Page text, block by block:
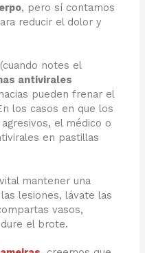
, pero sí contamos
reducir el dolor y
notes el
antivirales
pueden frenar el
los casos en que los
el médico o
en pastillas
mantener una
lesiones, lávate las
vasos,
el brote.